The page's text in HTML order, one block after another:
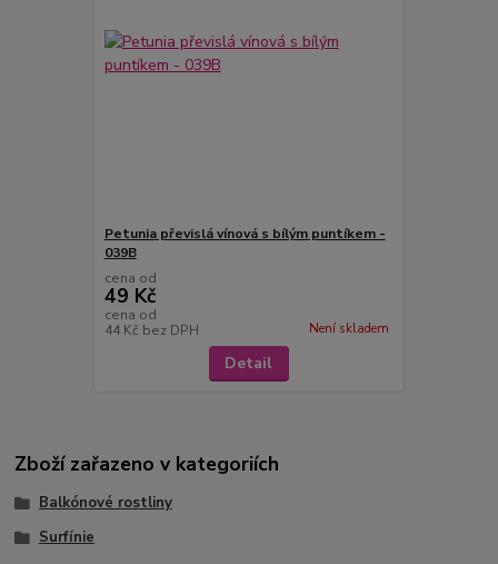
Petunia převislá vínová s bílým puntíkem -
039B
cena od
49 Kč
cena od
44 Kč bez DPH Není skladem
Detail
Zboží zařazeno v kategoriích
Balkónové rostliny
Surfínie